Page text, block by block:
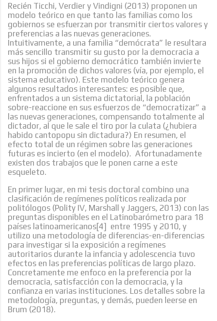
Recién Ticchi, Verdier y Vindigni (2013) proponen un
modelo teórico en que tanto las familias como los
gobiernos se esfuerzan por transmitir ciertos valores y
preferencias a las nuevas generaciones.
Intuitivamente, a una familia “demócrata” le resultara
más sencillo transmitir su gusto por la democracia a
sus hijos si el gobierno democrático también invierte
en la promoción de dichos valores (vía, por ejemplo, el
sistema educativo). Este modelo teórico genera
algunos resultados interesantes: es posible que,
enfrentados a un sistema dictatorial, la población
sobre-reaccione en sus esfuerzos de “democratizar” a
las nuevas generaciones, compensando totalmente al
dictador, al que le sale el tiro por la culata (¿hubiera
habido cantopopu sin dictadura?) En resumen, el
efecto total de un régimen sobre las generaciones
futuras es incierto (en el modelo). Afortunadamente
existen dos trabajos que le ponen carne a este
esqueleto.
En primer lugar, en mi tesis doctoral combino una
clasificación de regímenes políticos realizada por
politólogos (Polity IV, Marshall y Jaggers, 2013) con las
preguntas disponibles en el Latinobarómetro para 18
países latinoamericanos[4] entre 1995 y 2010, y
utilizo una metodología de diferencias-en-diferencias
para investigar si la exposición a regímenes
autoritarios durante la infancia y adolescencia tuvo
efectos en las preferencias políticas de largo plazo.
Concretamente me enfoco en la preferencia por la
democracia, satisfacción con la democracia, y la
confianza en varias instituciones. Los detalles sobre la
metodología, preguntas, y demás, pueden leerse en
Brum (2018).